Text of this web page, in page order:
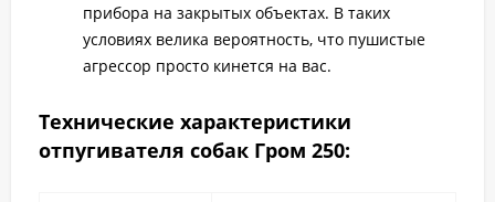
прибора на закрытых объектах. В таких
условиях велика вероятность, что пушистые
агрессор просто кинется на вас.
Технические характеристики
отпугивателя собак Гром 250: